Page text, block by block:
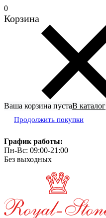
0
Корзина
Ваша корзина пустаВ каталог
Продолжить покупки
График работы:
Пн-Вс: 09:00-21:00
Без выходных